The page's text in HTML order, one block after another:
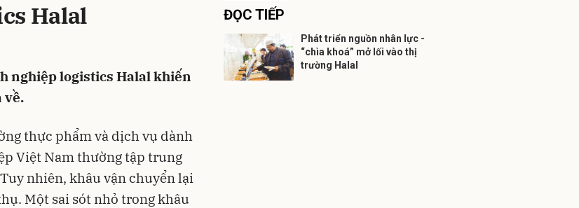
Halal
nghiệp logistics Halal khiến
về.
thực phẩm và dịch vụ dành
Việt Nam thường tập trung
nhiên, khâu vận chuyển lại
Một sai sót nhỏ trong khâu
ĐỌC TIẾP
Phát triển nguồn nhân lực -
“chìa khoá” mở lối vào thị
trường Halal
Gửi